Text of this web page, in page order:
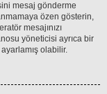
mesaj gönderme
özen gösterin,
mesajınızı
yöneticisi ayrıca bir
ayarlamış olabilir.